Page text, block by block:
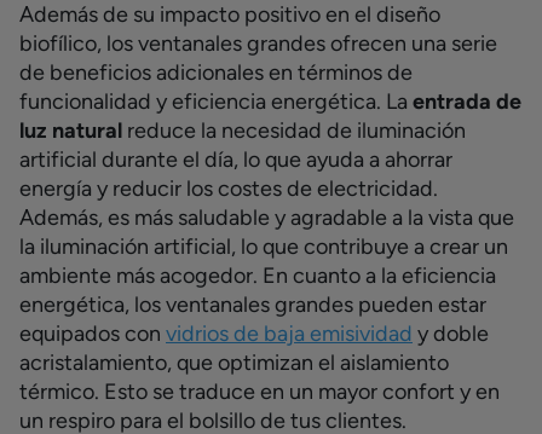
Además de su impacto positivo en el diseño
biofílico, los ventanales grandes ofrecen una serie
de beneficios adicionales en términos de
funcionalidad y eficiencia energética. La entrada de
luz natural reduce la necesidad de iluminación
artificial durante el día, lo que ayuda a ahorrar
energía y reducir los costes de electricidad.
Además, es más saludable y agradable a la vista que
la iluminación artificial, lo que contribuye a crear un
ambiente más acogedor. En cuanto a la eficiencia
energética, los ventanales grandes pueden estar
equipados con vidrios de baja emisividad y doble
acristalamiento, que optimizan el aislamiento
térmico. Esto se traduce en un mayor confort y en
un respiro para el bolsillo de tus clientes.